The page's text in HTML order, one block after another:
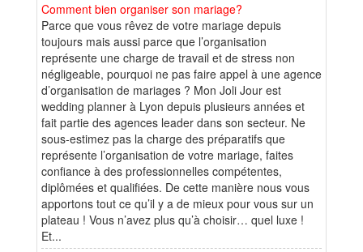
Comment bien organiser son mariage?
Parce que vous rêvez de votre mariage depuis
toujours mais aussi parce que l’organisation
représente une charge de travail et de stress non
négligeable, pourquoi ne pas faire appel à une agence
d’organisation de mariages ? Mon Joli Jour est
wedding planner à Lyon depuis plusieurs années et
fait partie des agences leader dans son secteur. Ne
sous-estimez pas la charge des préparatifs que
représente l’organisation de votre mariage, faites
confiance à des professionnelles compétentes,
diplômées et qualifiées. De cette manière nous vous
apportons tout ce qu’il y a de mieux pour vous sur un
plateau ! Vous n’avez plus qu’à choisir… quel luxe !
Et...